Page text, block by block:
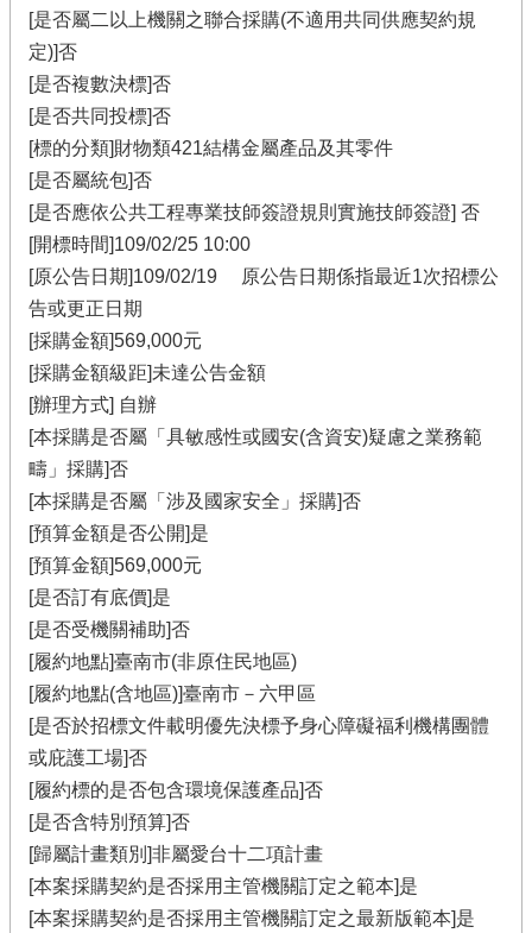
[是否屬二以上機關之聯合採購(不適用共同供應契約規
定)]否
[是否複數決標]否
[是否共同投標]否
[標的分類]財物類421結構金屬產品及其零件
[是否屬統包]否
[是否應依公共工程專業技師簽證規則實施技師簽證] 否
[開標時間]109/02/25 10:00
[原公告日期]109/02/19 原公告日期係指最近1次招標公
告或更正日期
[採購金額]569,000元
[採購金額級距]未達公告金額
[辦理方式] 自辦
[本採購是否屬「具敏感性或國安(含資安)疑慮之業務範
疇」採購]否
[本採購是否屬「涉及國家安全」採購]否
[預算金額是否公開]是
[預算金額]569,000元
[是否訂有底價]是
[是否受機關補助]否
[履約地點]臺南市(非原住民地區)
[履約地點(含地區)]臺南市－六甲區
[是否於招標文件載明優先決標予身心障礙福利機構團體
或庇護工場]否
[履約標的是否包含環境保護產品]否
[是否含特別預算]否
[歸屬計畫類別]非屬愛台十二項計畫
[本案採購契約是否採用主管機關訂定之範本]是
[本案採購契約是否採用主管機關訂定之最新版範本]是